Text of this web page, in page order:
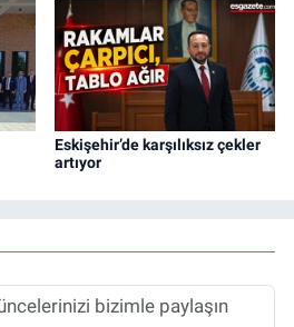
Eskişehir’de karşılıksız çekler
artıyor